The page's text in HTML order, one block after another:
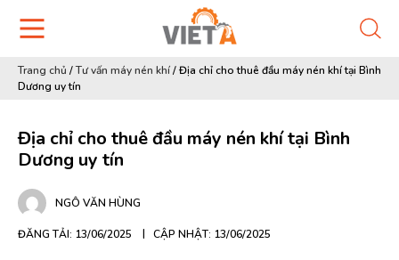
Trang chủ /Tư vấn máy nén khí/Địa chỉ cho thuê đầu máy nén khí tại Bình
Dương uy tín
Địa chỉ cho thuê đầu máy nén khí tại Bình
Dương uy tín
NGÔ VĂN HÙNG
ĐĂNG TẢI: 13/06/2025 CẬP NHẬT: 13/06/2025